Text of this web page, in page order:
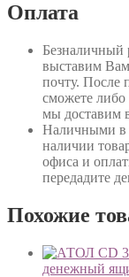
Оплата
Безналичный
выставим
почту. После
сможете либо
мы доставим
Наличными в
наличии
офиса и
передадите
Похожие
денежный